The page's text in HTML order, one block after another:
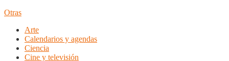
Otras
Arte
Calendarios y agendas
Ciencia
Cine y televisión